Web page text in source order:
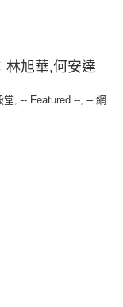
林旭華,何安達
堂, -- Featured --, -- 網